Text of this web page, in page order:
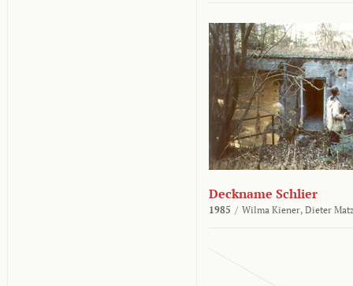
Deckname Schlier
1985 / Wilma Kiener, Dieter